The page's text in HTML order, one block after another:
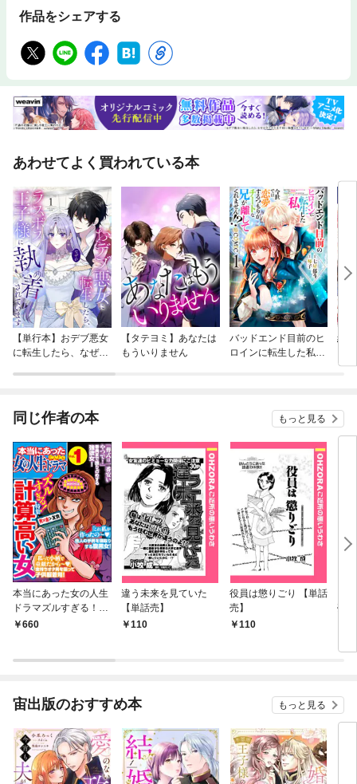
作品をシェアする
あわせてよく買われている本
【単行本】おデブ悪女
に転生したら、なぜか
【タテヨミ】あなたは
もういりません
バッドエンド目前のヒ
ロインに転生した私、
結
同じ作者の本 もっと見る
本当にあった女の人生
ドラマズルすぎる！計
算高い女 Vol.1
660
違う未来を見ていた
【単話売】
110
役員は懲りごり 【単話
売】
110
売】
宙出版のおすすめ本 もっと見る